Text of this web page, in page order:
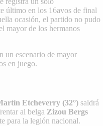
último en los 16avos de final
ocasión, el partido no pudo
mayor de los hermanos
un escenario de mayor
en juego.
Etcheverry (32°) saldrá
al belga Zizou Bergs
para la legión nacional.